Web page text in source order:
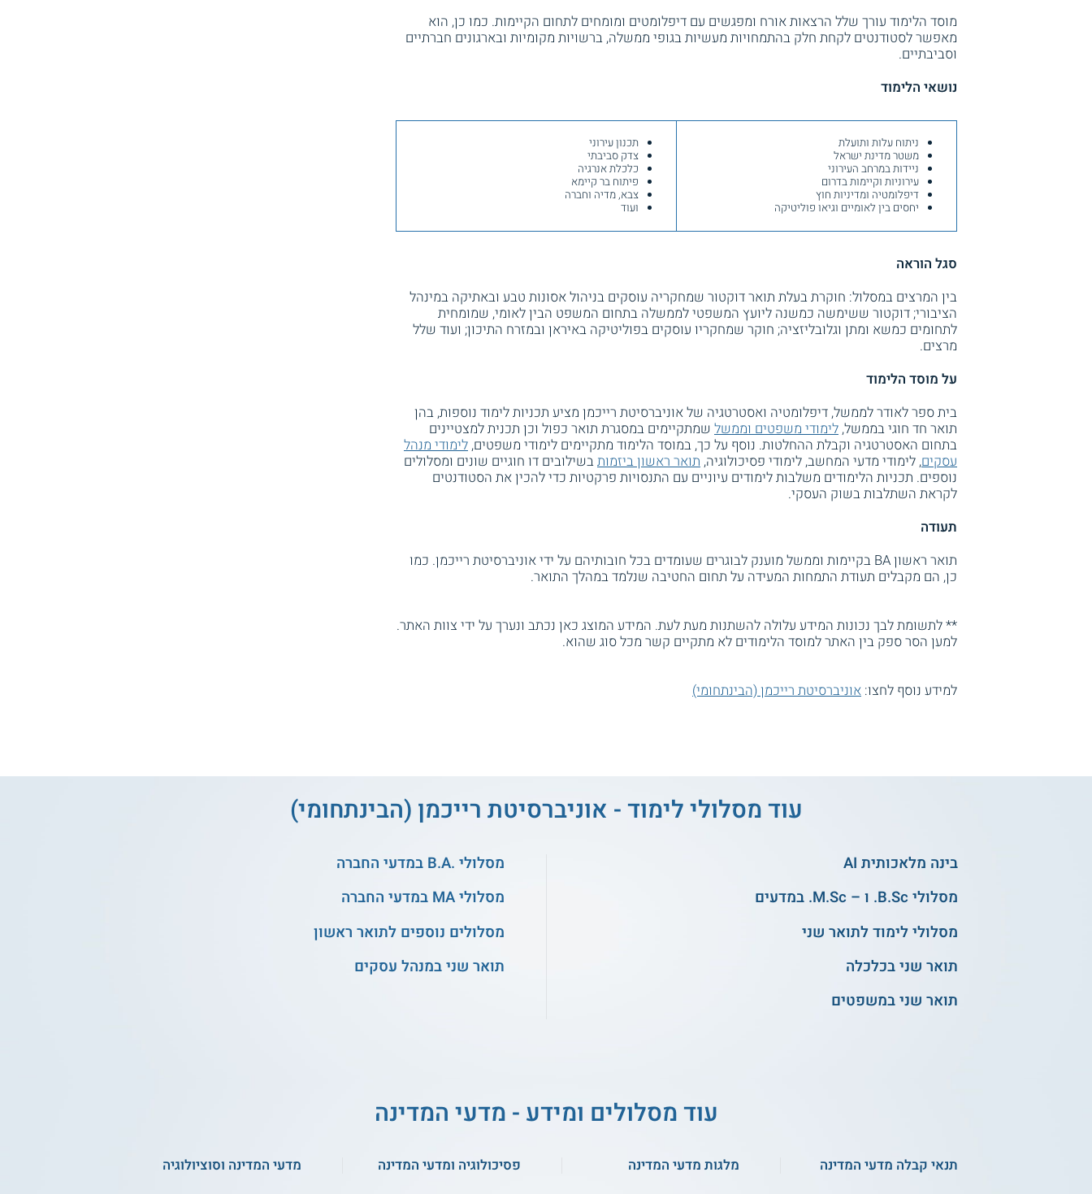
מוסד הלימוד עורך שלל הרצאות אורח ומפגשים עם דיפלומטים ומומחים לתחום הקיימות. כמו כן, הוא
מאפשר לסטודנטים לקחת חלק בהתמחויות מעשיות בגופי ממשלה, ברשויות מקומיות ובארגונים חברתיים
וסביבתיים.
נושאי הלימוד
ניתוח עלות ותועלת
משטר מדינת ישראל
ניידות במרחב העירוני
עירוניות וקיימות בדרום
דיפלומטיה ומדיניות חוץ
יחסים בין לאומיים וגיאו פוליטיקה
תכנון עירוני
צדק סביבתי
כלכלת אנרגיה
פיתוח בר קיימא
צבא, מדיה וחברה
ועוד
סגל הוראה
בין המרצים במסלול: חוקרת בעלת תואר דוקטור שמחקריה עוסקים בניהול אסונות טבע ובאתיקה במינהל
הציבורי; דוקטור ששימשה כמשנה ליועץ המשפטי לממשלה בתחום המשפט הבין לאומי, שמומחית
לתחומים כמשא ומתן וגלובליזציה; חוקר שמחקריו עוסקים בפוליטיקה באיראן ובמזרח התיכון; ועוד שלל
מרצים.
על מוסד הלימוד
בית ספר לאודר לממשל, דיפלומטיה ואסטרטגיה של אוניברסיטת רייכמן מציע תכניות לימוד נוספות, בהן
תואר חד חוגי בממשל,לימודי משפטים וממשל שמתקיימים במסגרת תואר כפול וכן תכנית למצטיינים
בתחום האסטרטגיה וקבלת ההחלטות. נוסף על כך, במוסד הלימוד מתקיימים לימודי משפטים,לימודי מנהל
עסקים, לימודי מדעי המחשב, לימודי פסיכולוגיה,תואר ראשון ביזמותבשילובים דו חוגיים שונים ומסלולים
נוספים. תכניות הלימודים משלבות לימודים עיוניים עם התנסויות פרקטיות כדי להכין את הסטודנטים
לקראת השתלבות בשוק העסקי.
תעודה
תואר ראשון BA בקיימות וממשל מוענק לבוגרים שעומדים בכל חובותיהם על ידי אוניברסיטת רייכמן. כמו
כן, הם מקבלים תעודת התמחות המעידה על תחום החטיבה שנלמד במהלך התואר.
** לתשומת לבך נכונות המידע עלולה להשתנות מעת לעת. המידע המוצג כאן נכתב ונערך על ידי צוות האתר.
למען הסר ספק בין האתר למוסד הלימודים לא מתקיים קשר מכל סוג שהוא.
למידע נוסף לחצו: אוניברסיטת רייכמן (הבינתחומי)
עוד מסלולי לימוד - אוניברסיטת רייכמן (הבינתחומי)
בינה מלאכותית AI
מסלולי B.Sc. ו – M.Sc. במדעים
מסלולי לימוד לתואר שני
תואר שני בכלכלה
תואר שני במשפטים
מסלולי .B.A במדעי החברה
מסלולי MA במדעי החברה
מסלולים נוספים לתואר ראשון
תואר שני במנהל עסקים
עוד מסלולים ומידע - מדעי המדינה
תנאי קבלה מדעי המדינה מלגות מדעי המדינה פסיכולוגיה ומדעי המדינה מדעי המדינה וסוציולוגיה